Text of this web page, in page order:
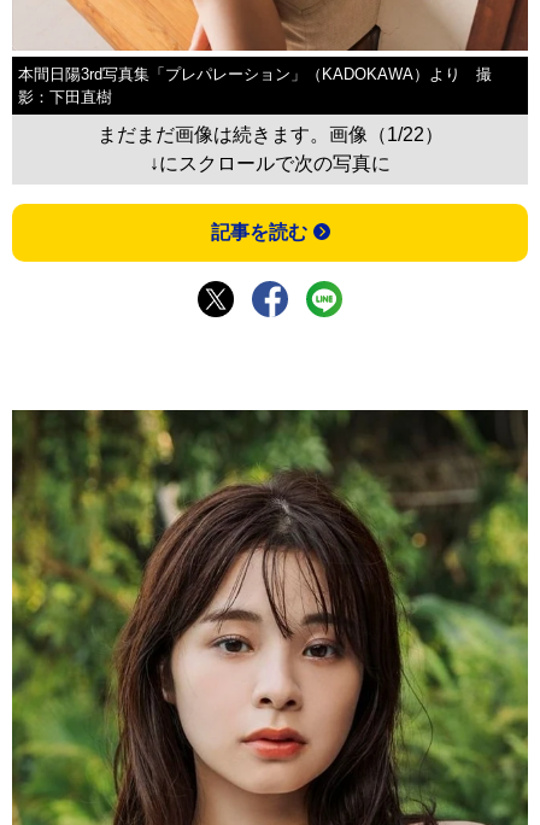
本間日陽3rd写真集「プレパレーション」（KADOKAWA）より 撮
影：下田直樹
まだまだ画像は続きます。画像（1/22）
↓にスクロールで次の写真に
記事を読む